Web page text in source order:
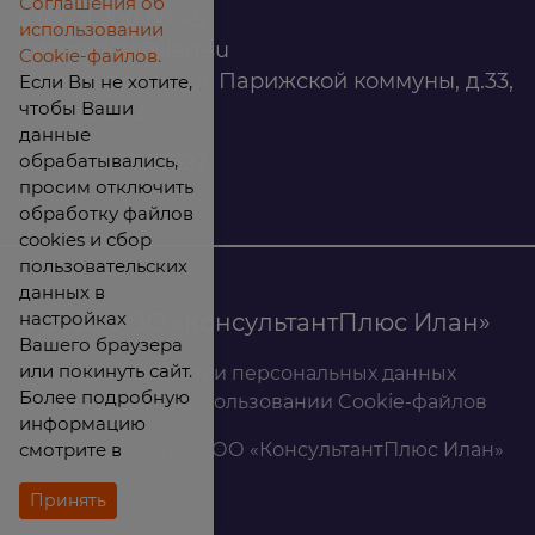
infomarket@ilan.su
г. Красноярск, ул. Парижской коммуны, д.33,
помещ. 302
ИНН: 2465263327
© 2026 ООО «КонсультантПлюс Илан»
Политика обработки персональных данных
Соглашение об использовании Cookie-файлов
Результаты СОУТ ООО «КонсультантПлюс Илан»
использовании
Cookie-файлов.
Если Вы не хотите,
чтобы Ваши
данные
обрабатывались,
просим отключить
обработку файлов
cookies и сбор
пользовательских
данных в
настройках
Вашего браузера
или покинуть сайт.
Более подробную
информацию
смотрите в
Принять